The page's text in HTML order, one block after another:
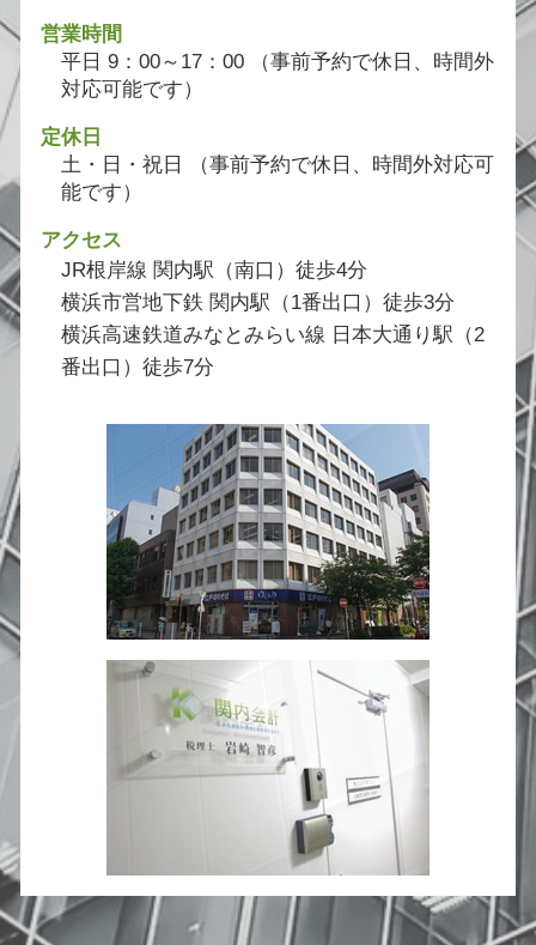
営業時間
平日 9：00～17：00 （事前予約で休日、時間外
対応可能です）
定休日
土・日・祝日 （事前予約で休日、時間外対応可
能です）
アクセス
JR根岸線 関内駅（南口）徒歩4分
横浜市営地下鉄 関内駅（1番出口）徒歩3分
横浜高速鉄道みなとみらい線 日本大通り駅（2
番出口）徒歩7分